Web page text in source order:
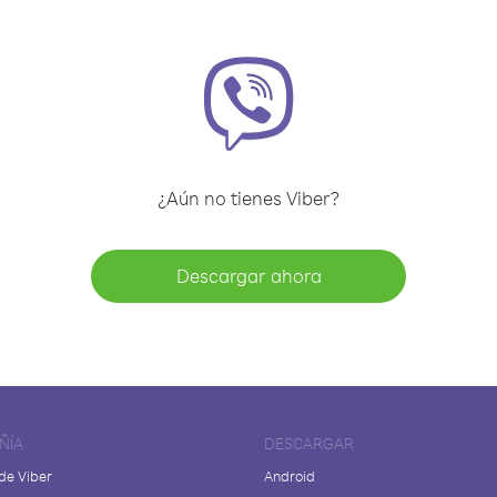
¿Aún no tienes Viber?
Descargar ahora
Viber
DESCARGAR
Android